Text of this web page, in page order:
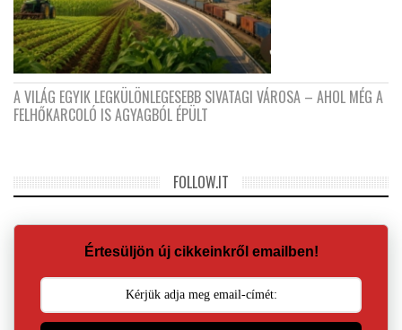
A VILÁG EGYIK LEGKÜLÖNLEGESEBB SIVATAGI VÁROSA – AHOL MÉG A
FELHŐKARCOLÓ IS AGYAGBÓL ÉPÜLT
FOLLOW.IT
Értesüljön új cikkeinkről emailben!